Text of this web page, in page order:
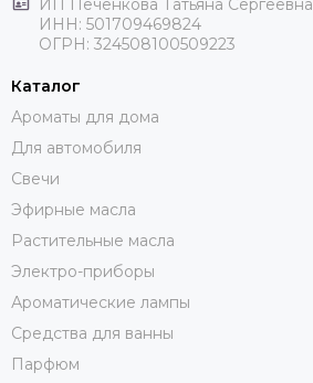
ИНН: 501709469824
ОГРН: 324508100509223
Каталог
Ароматы для дома
Для автомобиля
Свечи
Эфирные масла
Растительные масла
Электро-приборы
Ароматические лампы
Средства для ванны
Парфюм